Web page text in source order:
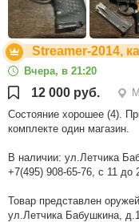
Streamer-2014,
Вчера, в 21:20
12 000 руб.
Состояние хорошее (4).
комплекте один магазин.
В наличии: ул.Летчика
+7(495) 908-65-76, с 11 до
Товар представлен
ул.Летчика Бабушкина,